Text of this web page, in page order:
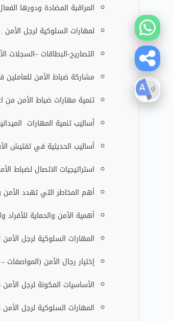
المراقبة المضادة ودورها
لمهارات السلوكية لرجل
التصاريح-البطاقات –السجلات
مشاركة ضباط الأمن للعاملين
تنمية مهارات ضباط الأمن من
أساليب تنمية المهارات
أساليب الحديثية في تفتيش
استراتيجيات الاتصال لضباط
أهم المخاطر التي تهدد الأمن
أهمية الأمن والحماية
المهارات السلوكية لرجل
إختيار رجال الأمن (المواصفات –
الأساسيات المكونة لرجل
المهارات السلوكية لرجل